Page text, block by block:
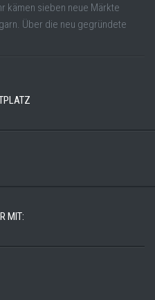
kämen sieben neue Märkte
Über die neu gegründete
MIT: